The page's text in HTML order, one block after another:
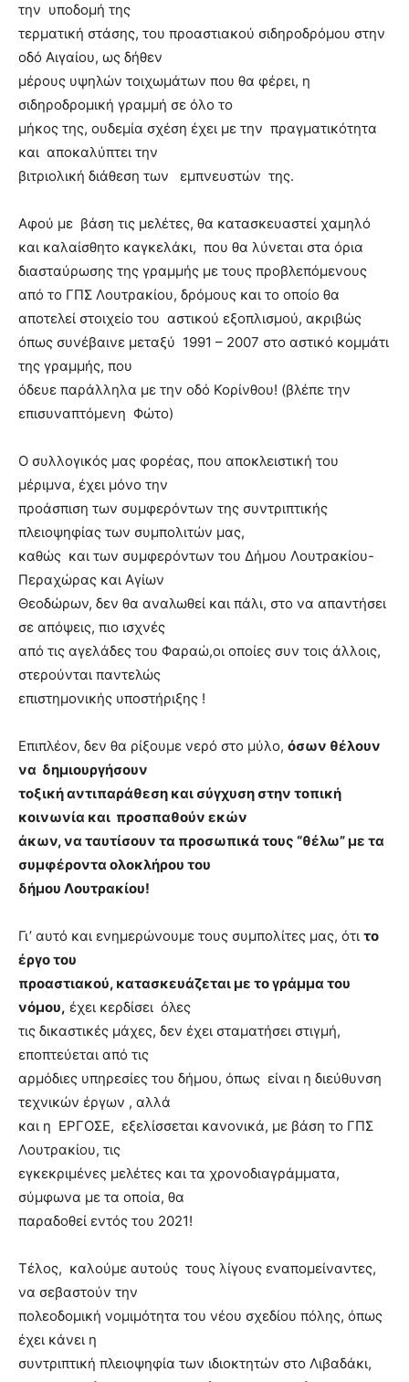
την υποδομή της
τερματική στάσης, του προαστιακού σιδηροδρόμου στην
οδό Αιγαίου, ως δήθεν
μέρους υψηλών τοιχωμάτων που θα φέρει, η
σιδηροδρομική γραμμή σε όλο το
μήκος της, ουδεμία σχέση έχει με την πραγματικότητα
και αποκαλύπτει την
βιτριολική διάθεση των εμπνευστών της.
Αφού με βάση τις μελέτες, θα κατασκευαστεί χαμηλό
και καλαίσθητο καγκελάκι, που θα λύνεται στα όρια
διασταύρωσης της γραμμής με τους προβλεπόμενους
από το ΓΠΣ Λουτρακίου, δρόμους και το οποίο θα
αποτελεί στοιχείο του αστικού εξοπλισμού, ακριβώς
όπως συνέβαινε μεταξύ 1991 – 2007 στο αστικό κομμάτι
της γραμμής, που
όδευε παράλληλα με την οδό Κορίνθου! (βλέπε την
επισυναπτόμενη Φώτο)
Ο συλλογικός μας φορέας, που αποκλειστική του
μέριμνα, έχει μόνο την
προάσπιση των συμφερόντων της συντριπτικής
πλειοψηφίας των συμπολιτών μας,
καθώς και των συμφερόντων του Δήμου Λουτρακίου-
Περαχώρας και Αγίων
Θεοδώρων, δεν θα αναλωθεί και πάλι, στο να απαντήσει
σε απόψεις, πιο ισχνές
από τις αγελάδες του Φαραώ,οι οποίες συν τοις άλλοις,
στερούνται παντελώς
επιστημονικής υποστήριξης !
Επιπλέον, δεν θα ρίξουμε νερό στο μύλο, όσων θέλουν
να δημιουργήσουν
τοξική αντιπαράθεση και σύγχυση στην τοπική
κοινωνία και προσπαθούν εκών
άκων, να ταυτίσουν τα προσωπικά τους “θέλω” με τα
συμφέροντα ολοκλήρου του
δήμου Λουτρακίου!
Γι’ αυτό και ενημερώνουμε τους συμπολίτες μας, ότι το
έργο του
προαστιακού, κατασκευάζεται με το γράμμα του
νόμου, έχει κερδίσει όλες
τις δικαστικές μάχες, δεν έχει σταματήσει στιγμή,
εποπτεύεται από τις
αρμόδιες υπηρεσίες του δήμου, όπως είναι η διεύθυνση
τεχνικών έργων , αλλά
και η ΕΡΓΟΣΕ, εξελίσσεται κανονικά, με βάση το ΓΠΣ
Λουτρακίου, τις
εγκεκριμένες μελέτες και τα χρονοδιαγράμματα,
σύμφωνα με τα οποία, θα
παραδοθεί εντός του 2021!
Τέλος, καλούμε αυτούς τους λίγους εναπομείναντες,
να σεβαστούν την
πολεοδομική νομιμότητα του νέου σχεδίου πόλης, όπως
έχει κάνει η
συντριπτική πλειοψηφία των ιδιοκτητών στο Λιβαδάκι,